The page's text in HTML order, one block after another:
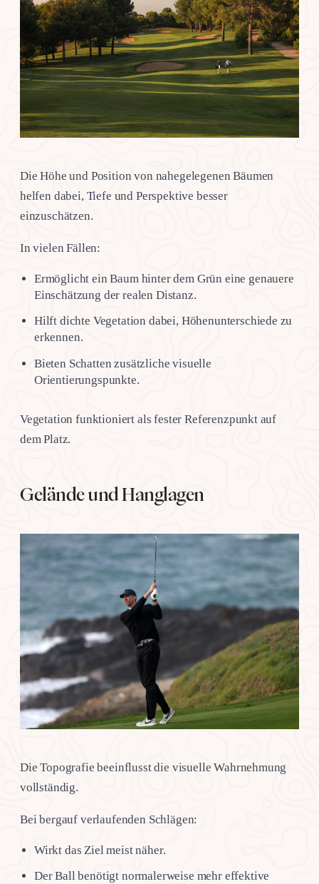
Die Höhe und Position von nahegelegenen Bäumen
helfen dabei, Tiefe und Perspektive besser
einzuschätzen.
In vielen Fällen:
Ermöglicht ein Baum hinter dem Grün eine genauere
Einschätzung der realen Distanz.
Hilft dichte Vegetation dabei, Höhenunterschiede zu
erkennen.
Bieten Schatten zusätzliche visuelle
Orientierungspunkte.
Vegetation funktioniert als fester Referenzpunkt auf
dem Platz.
Gelände und Hanglagen
Die Topografie beeinflusst die visuelle Wahrnehmung
vollständig.
Bei bergauf verlaufenden Schlägen:
Wirkt das Ziel meist näher.
Der Ball benötigt normalerweise mehr effektive